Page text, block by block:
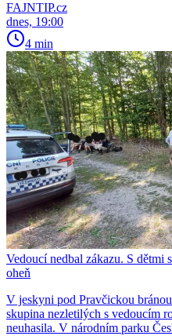
FAJNTIP.cz
dnes, 19:00
4 min
Vedoucí nedbal zákazu. S dětmi
oheň
V jeskyni pod Pravčickou
skupina nezletilých s vedoucím
neuhasila. V národním parku